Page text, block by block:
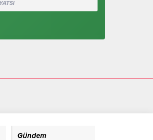
YATSI
Gündem